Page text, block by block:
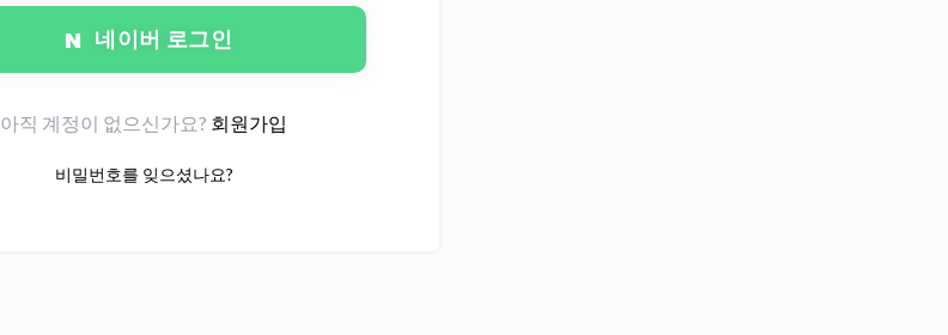
네이버 로그인
아직 계정이 없으신가요? 회원가입
비밀번호를 잊으셨나요?